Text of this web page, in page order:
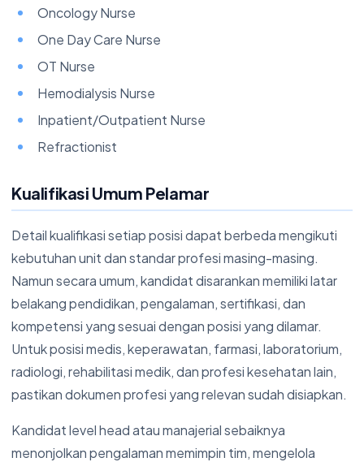
Oncology Nurse
One Day Care Nurse
OT Nurse
Hemodialysis Nurse
Inpatient/Outpatient Nurse
Refractionist
Kualifikasi Umum Pelamar
Detail kualifikasi setiap posisi dapat berbeda mengikuti
kebutuhan unit dan standar profesi masing-masing.
Namun secara umum, kandidat disarankan memiliki latar
belakang pendidikan, pengalaman, sertifikasi, dan
kompetensi yang sesuai dengan posisi yang dilamar.
Untuk posisi medis, keperawatan, farmasi, laboratorium,
radiologi, rehabilitasi medik, dan profesi kesehatan lain,
pastikan dokumen profesi yang relevan sudah disiapkan.
Kandidat level head atau manajerial sebaiknya
menonjolkan pengalaman memimpin tim, mengelola